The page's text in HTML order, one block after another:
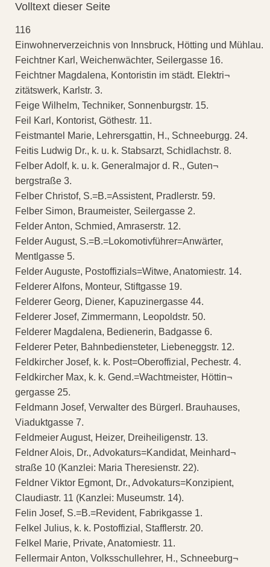
Volltext dieser Seite
116
Einwohnerverzeichnis von Innsbruck, Hötting und Mühlau.
Feichtner Karl, Weichenwächter, Seilergasse 16.
Feichtner Magdalena, Kontoristin im städt. Elektri¬
zitätswerk, Karlstr. 3.
Feige Wilhelm, Techniker, Sonnenburgstr. 15.
Feil Karl, Kontorist, Göthestr. 11.
Feistmantel Marie, Lehrersgattin, H., Schneeburgg. 24.
Feitis Ludwig Dr., k. u. k. Stabsarzt, Schidlachstr. 8.
Felber Adolf, k. u. k. Generalmajor d. R., Guten¬
bergstraße 3.
Felber Christof, S.=B.=Assistent, Pradlerstr. 59.
Felber Simon, Braumeister, Seilergasse 2.
Felder Anton, Schmied, Amraserstr. 12.
Felder August, S.=B.=Lokomotivführer=Anwärter,
Mentlgasse 5.
Felder Auguste, Postoffizials=Witwe, Anatomiestr. 14.
Felderer Alfons, Monteur, Stiftgasse 19.
Felderer Georg, Diener, Kapuzinergasse 44.
Felderer Josef, Zimmermann, Leopoldstr. 50.
Felderer Magdalena, Bedienerin, Badgasse 6.
Felderer Peter, Bahnbediensteter, Liebeneggstr. 12.
Feldkircher Josef, k. k. Post=Oberoffizial, Pechestr. 4.
Feldkircher Max, k. k. Gend.=Wachtmeister, Höttin¬
gergasse 25.
Feldmann Josef, Verwalter des Bürgerl. Brauhauses,
Viaduktgasse 7.
Feldmeier August, Heizer, Dreiheiligenstr. 13.
Feldner Alois, Dr., Advokaturs=Kandidat, Meinhard¬
straße 10 (Kanzlei: Maria Theresienstr. 22).
Feldner Viktor Egmont, Dr., Advokaturs=Konzipient,
Claudiastr. 11 (Kanzlei: Museumstr. 14).
Felin Josef, S.=B.=Revident, Fabrikgasse 1.
Felkel Julius, k. k. Postoffizial, Stafflerstr. 20.
Felkel Marie, Private, Anatomiestr. 11.
Fellermair Anton, Volksschullehrer, H., Schneeburg¬